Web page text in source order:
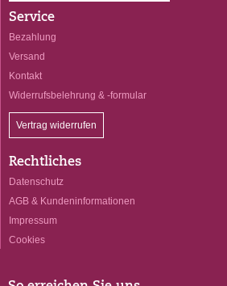
Service
Bezahlung
Versand
Kontakt
Widerrufsbelehrung & -formular
Vertrag widerrufen
Rechtliches
Datenschutz
AGB & Kundeninformationen
Impressum
Cookies